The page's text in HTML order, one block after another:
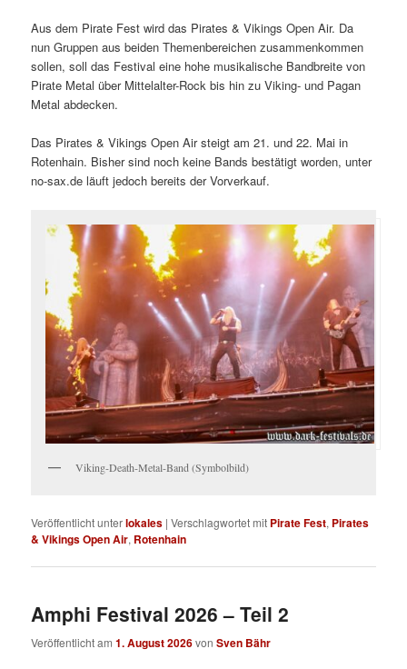
Aus dem Pirate Fest wird das Pirates & Vikings Open Air. Da
nun Gruppen aus beiden Themenbereichen zusammenkommen
sollen, soll das Festival eine hohe musikalische Bandbreite von
Pirate Metal über Mittelalter-Rock bis hin zu Viking- und Pagan
Metal abdecken.
Das Pirates & Vikings Open Air steigt am 21. und 22. Mai in
Rotenhain. Bisher sind noch keine Bands bestätigt worden, unter
no-sax.de läuft jedoch bereits der Vorverkauf.
Viking-Death-Metal-Band (Symbolbild)
Veröffentlicht unterlokales |Verschlagwortet mit Pirate Fest, Pirates
& Vikings Open Air, Rotenhain
Amphi Festival 2026 – Teil 2
Veröffentlicht am1. August 2026vonSven Bähr